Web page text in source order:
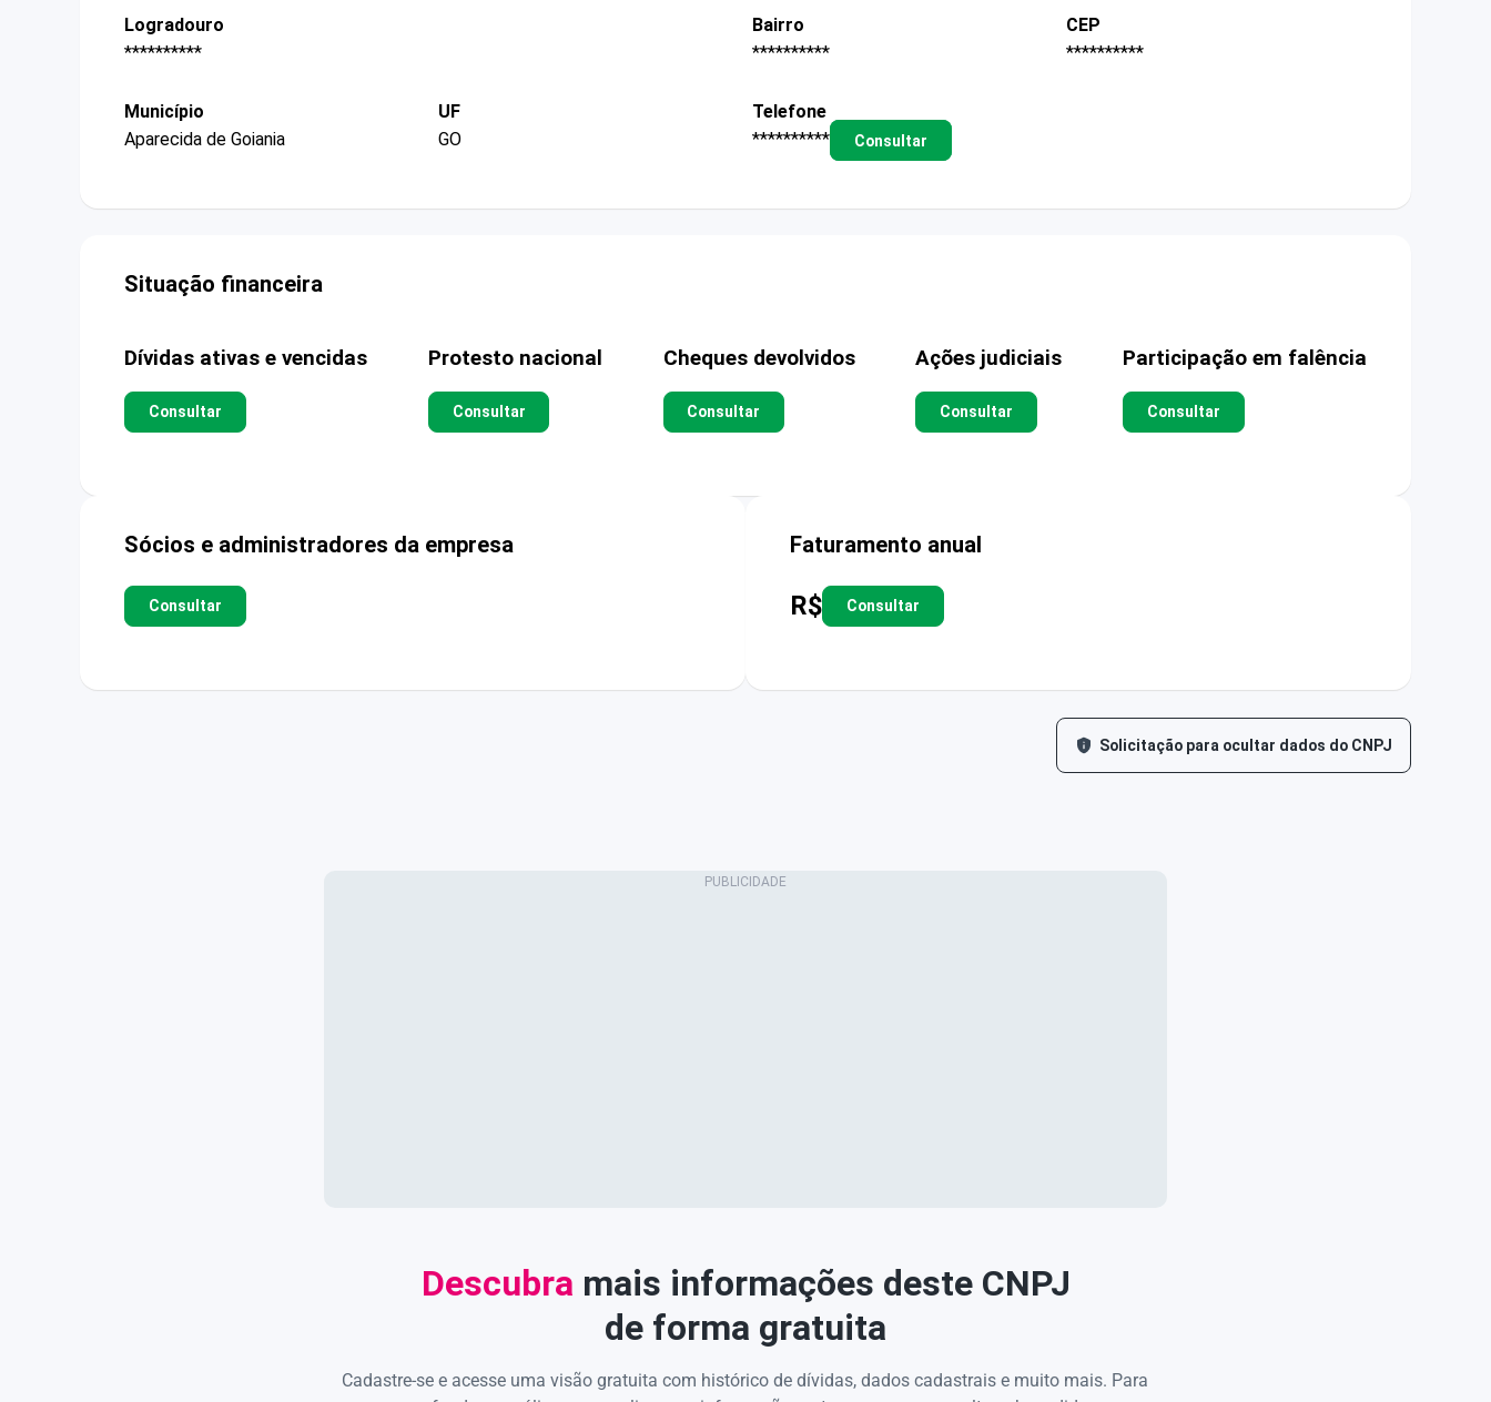
Logradouro
**********
Bairro
**********
CEP
**********
Município
Aparecida de Goiania
UF
GO
Telefone
**********
Consultar
Situação financeira
Dívidas ativas e vencidas
Consultar
Protesto nacional
Consultar
Cheques devolvidos
Consultar
Ações judiciais
Consultar
Participação em falência
Consultar
Sócios e administradores da empresa
Consultar
Faturamento anual
R$ Consultar
Solicitação para ocultar dados do CNPJ
Descubra mais informações deste CNPJ
de forma gratuita
Cadastre-se e acesse uma visão gratuita com histórico de dívidas, dados cadastrais e muito mais. Para